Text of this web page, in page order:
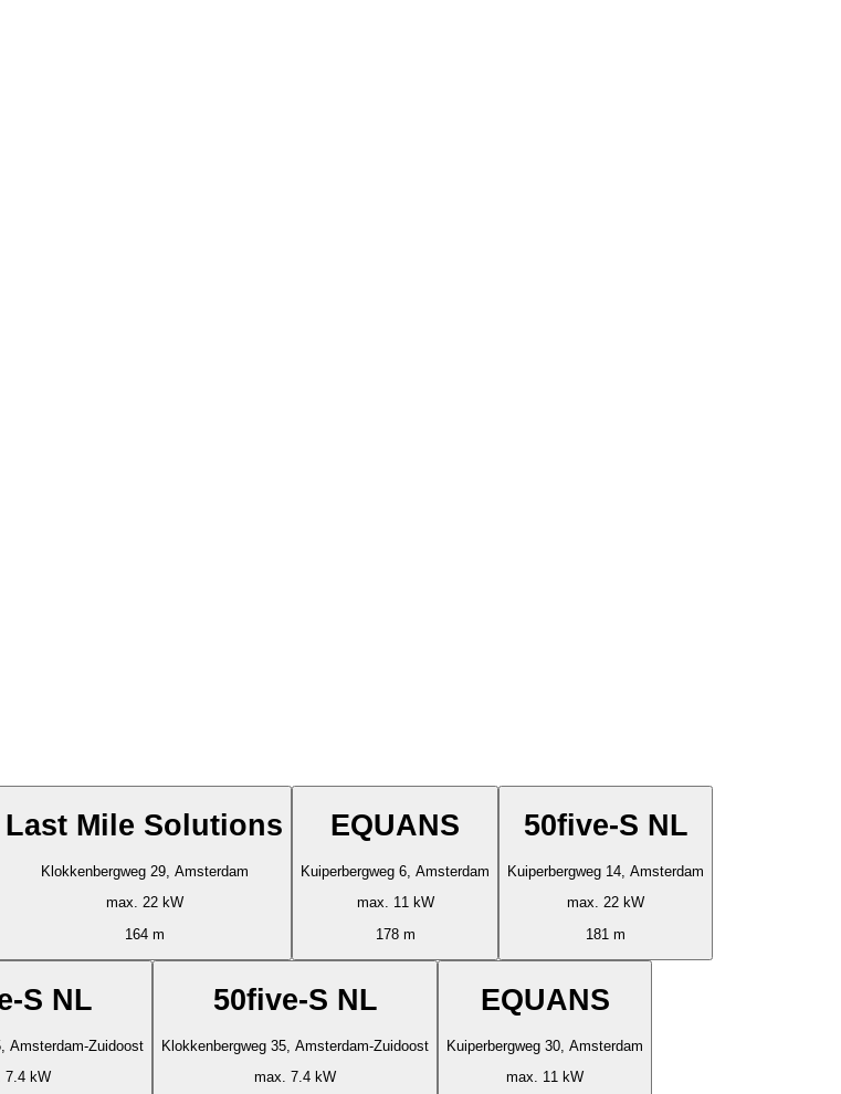
Last Mile Solutions
Klokkenbergweg 29, Amsterdam
max. 22 kW
164 m
EQUANS
Kuiperbergweg 6, Amsterdam
max. 11 kW
178 m
50five-S NL
Kuiperbergweg 14, Amsterdam
max. 22 kW
181 m
S NL
Amsterdam-Zuidoost
7.4 kW
50five-S NL
Klokkenbergweg 35, Amsterdam-Zuidoost
max. 7.4 kW
EQUANS
Kuiperbergweg 30, Amsterdam
max. 11 kW